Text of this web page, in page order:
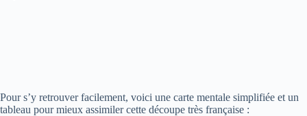
Pour s’y retrouver facilement, voici une carte mentale simplifiée et un
tableau pour mieux assimiler cette découpe très française :